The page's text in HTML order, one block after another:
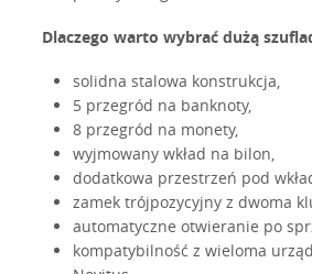
Dlaczego warto wybrać dużą
solidna stalowa konstrukcja,
5 przegród na banknoty,
8 przegród na monety,
wyjmowany wkład na bilon,
dodatkowa przestrzeń pod
zamek trójpozycyjny z dwoma
automatyczne otwieranie po
kompatybilność z wieloma